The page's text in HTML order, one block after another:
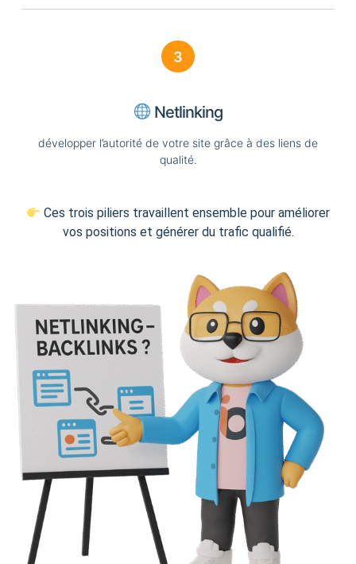
3
Netlinking
développer l’autorité de votre site grâce à des liens de
qualité.
Ces trois piliers travaillent ensemble pour améliorer
vos positions et générer du trafic qualifié.